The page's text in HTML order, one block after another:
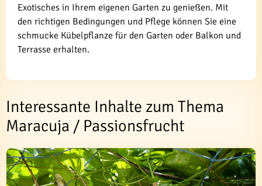
Exotisches in Ihrem eigenen Garten zu genießen. Mit
den richtigen Bedingungen und Pflege können Sie eine
schmucke Kübelpflanze für den Garten oder Balkon und
Terrasse erhalten.
Interessante Inhalte zum Thema
Maracuja / Passionsfrucht